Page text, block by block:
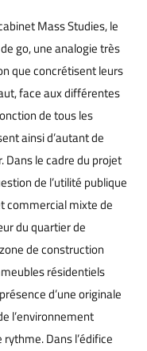
Mass Studies, le
go, une analogie très
que concrétisent leurs
face aux différentes
de tous les
ainsi d’autant de
Dans le cadre du projet
de l’utilité publique
commercial mixte de
du quartier de
de construction
résidentiels
d’une originale
l’environnement
Dans l’édifice